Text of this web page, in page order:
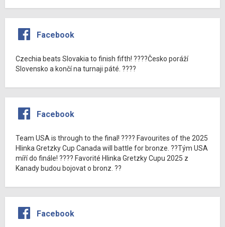
Facebook
Czechia beats Slovakia to finish fifth! ????Česko poráží
Slovensko a končí na turnaji páté. ????
Facebook
Team USA is through to the final! ???? Favourites of the 2025
Hlinka Gretzky Cup Canada will battle for bronze. ??Tým USA
míří do finále! ???? Favorité Hlinka Gretzky Cupu 2025 z
Kanady budou bojovat o bronz. ??
Facebook